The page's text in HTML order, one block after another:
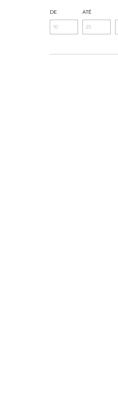
DE ATÉ